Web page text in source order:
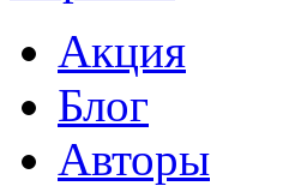
Акция
Блог
Авторы